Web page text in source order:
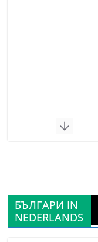
БЪЛГАРИ IN
NEDERLANDS